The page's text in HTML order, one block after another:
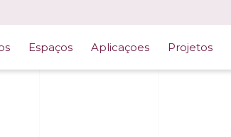
Espaços Aplicaçoes Projetos